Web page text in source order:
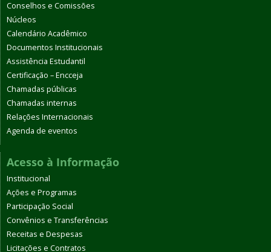
Conselhos e Comissões
Núcleos
Calendário Acadêmico
Documentos Institucionais
Assistência Estudantil
Certificação – Encceja
Chamadas públicas
Chamadas internas
Relações Internacionais
Agenda de eventos
Acesso à Informação
Institucional
Ações e Programas
Participação Social
Convênios e Transferências
Receitas e Despesas
Licitações e Contratos